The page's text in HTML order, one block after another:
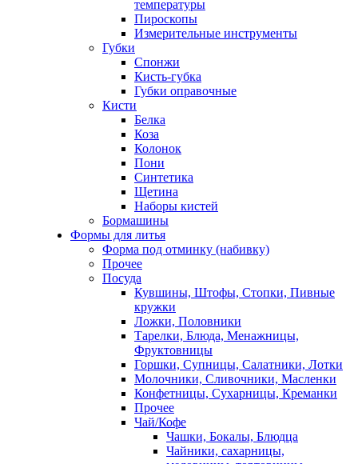
температуры
Пироскопы
Измерительные инструменты
Губки
Спонжи
Кисть-губка
Губки оправочные
Кисти
Белка
Коза
Колонок
Пони
Синтетика
Щетина
Наборы кистей
Бормашины
Формы для литья
Форма под отминку (набивку)
Прочее
Посуда
Кувшины, Штофы, Стопки, Пивные
кружки
Ложки, Половники
Тарелки, Блюда, Менажницы,
Фруктовницы
Горшки, Супницы, Салатники, Лотки
Молочники, Сливочники, Масленки
Конфетницы, Сухарницы, Креманки
Прочее
Чай/Кофе
Чашки, Бокалы, Блюдца
Чайники, сахарницы,